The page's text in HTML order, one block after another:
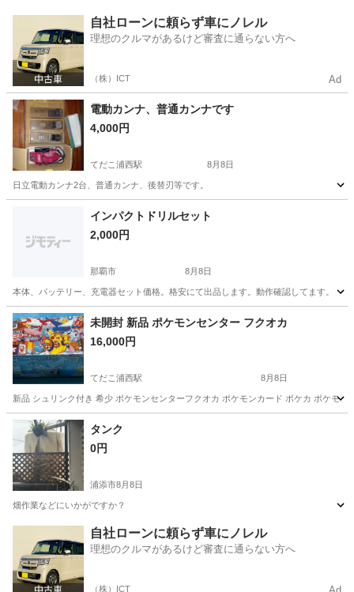
経塚駅 その他
自社ローンに頼らず車にノレル
理想のクルマがあるけど審査に通らない方へ
（株）ICT Ad
電動カンナ、普通カンナです
4,000円
てだこ浦西駅 8月8日
日立電動カンナ2台、普通カンナ、後替刃等です。
てだこ浦西駅 その他
インパクトドリルセット
2,000円
那覇市 8月8日
本体、バッテリー、充電器セット価格。格安にて出品します。動作確認してます。
沖縄 那覇市 その他 インパクト
未開封 新品 ポケモンセンター フクオカ
16,000円
てだこ浦西駅 8月8日
新品 シュリンク付き 希少 ポケモンセンターフクオカ ポケモンカード ポケカ ポケモン
沖縄 中頭郡 てだこ浦西駅
タンク
0円
浦添市8月8日
畑作業などにいかがですか？
その他
自社ローンに頼らず車にノレル
理想のクルマがあるけど審査に通らない方へ
（株）ICT